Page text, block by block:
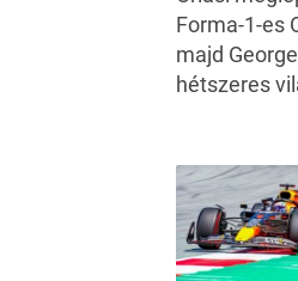
Forma-1-es
majd
hétszeres